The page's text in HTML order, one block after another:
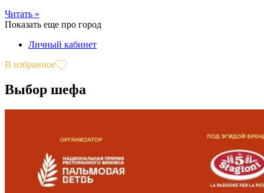
Читать »
Показать еще про город
Личный кабинет
В избранное
Выбор шефа